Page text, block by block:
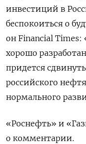
инвестиций в
беспокоиться о
он Financial Times:
хорошо
придется
российского
нормального
«Роснефть» и
о комментарии.